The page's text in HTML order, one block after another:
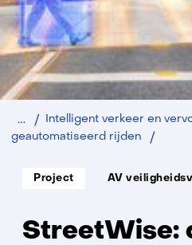
Home Intelligent verkeer en
geautomatiseerd rijden
Soort
project:
Project
Thema:
AV
StreetWise: